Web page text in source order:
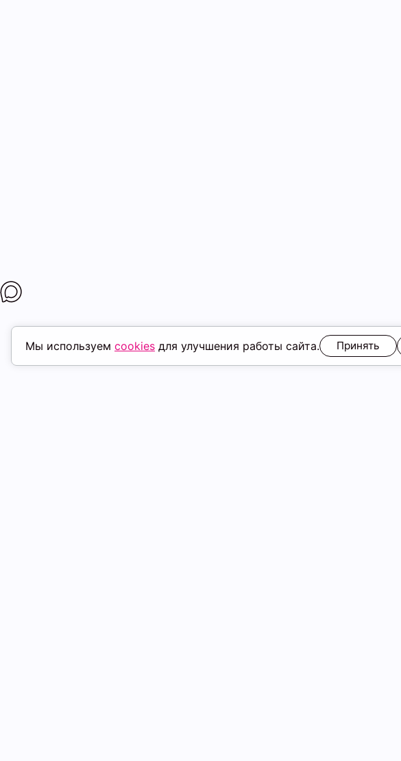
Мы используем cookies для улучшения работы сайта. Принять